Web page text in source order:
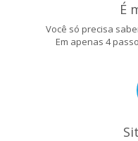
É
Você só precisa
Em apenas 4